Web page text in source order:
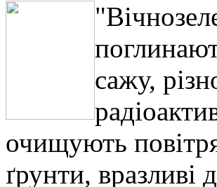
сажу,
очищують
ґрунти, вразливі